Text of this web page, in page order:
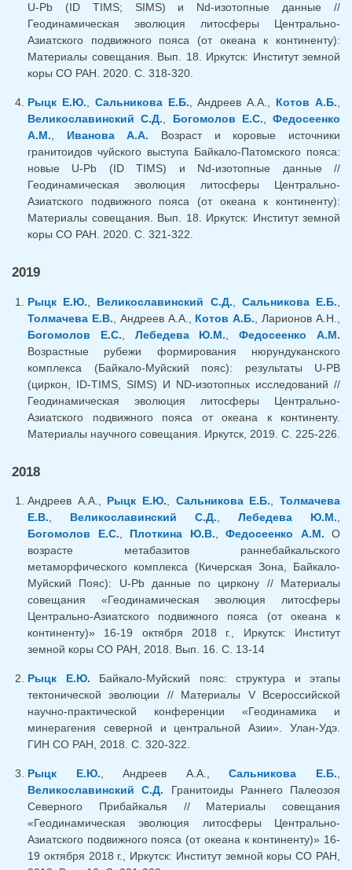
U-Pb (ID TIMS; SIMS) и Nd-изотопные данные //
Геодинамическая эволюция литосферы Центрально-
Азиатского подвижного пояса (от океана к континенту):
Материалы совещания. Вып. 18. Иркутск: Институт земной
коры СО РАН. 2020. С. 318-320.
Рыцк Е.Ю., Сальникова Е.Б., Андреев А.А., Котов А.Б.,
Великославинский С.Д., Богомолов Е.С., Федосеенко
А.М., Иванова А.А. Возраст и коровые источники
гранитоидов чуйского выступа Байкало-Патомского пояса:
новые U-Pb (ID TIMS) и Nd-изотопные данные //
Геодинамическая эволюция литосферы Центрально-
Азиатского подвижного пояса (от океана к континенту):
Материалы совещания. Вып. 18. Иркутск: Институт земной
коры СО РАН. 2020. С. 321-322.
2019
Рыцк Е.Ю. Великославинский С.Д. Сальникова Е.Б.
Толмачева Е.В. , Андреев А.А., Котов А.Б. , Ларионов А.Н.,
Богомолов Е.С.
Лебедева Ю.М. ,Федосеенко А.М.
Возрастные рубежи формирования нюрундуканского
комплекса (Байкало-Муйский пояс): результаты U-PB
(циркон, ID-TIMS, SIMS) И ND-изотопных исследований //
Геодинамическая эволюция литосферы Центрально-
Азиатского подвижного пояса от океана к континенту.
Материалы научного совещания. Иркутск, 2019. С. 225-226.
2018
Андреев А.А., Рыцк Е.Ю., Сальникова Е.Б.,Толмачева
Е.В., Великославинский С.Д., Лебедева Ю.М.,
Богомолов Е.С., Плоткина Ю.В., Федосеенко А.М. О
возрасте метабазитов раннебайкальского
метаморфического комплекса (Кичерская Зона, Байкало-
Муйский Пояс): U-Pb данные по циркону // Материалы
совещания «Геодинамическая эволюция литосферы
Центрально-Азиатского подвижного пояса (от океана к
континенту)» 16-19 октября 2018 г., Иркутск: Институт
земной коры СО РАН, 2018. Вып. 16. С. 13-14
Рыцк Е.Ю. Байкало-Муйский пояс: структура и этапы
тектонической эволюции // Материалы V Всероссийской
научно-практической конференции «Геодинамика и
минерагения северной и центральной Азии». Улан-Удэ.
ГИН СО РАН, 2018. С. 320-322.
Рыцк Е.Ю., Андреев А.А.,Сальникова Е.Б.,
Великославинский С.Д. Гранитоиды Раннего Палеозоя
Северного Прибайкалья // Материалы совещания
«Геодинамическая эволюция литосферы Центрально-
Азиатского подвижного пояса (от океана к континенту)» 16-
19 октября 2018 г., Иркутск: Институт земной коры СО РАН,